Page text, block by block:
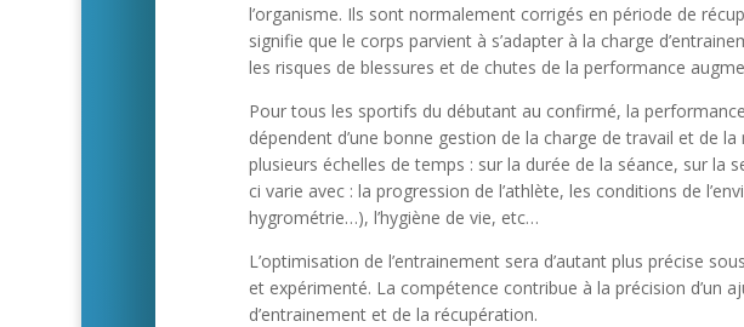
l’organisme. Ils sont normalement corrigés en période de
signifie que le corps parvient à s’adapter à la charge
les risques de blessures et de chutes de la performance
Pour tous les sportifs du débutant au confirmé, la
dépendent d’une bonne gestion de la charge de travail et de
plusieurs échelles de temps : sur la durée de la séance, sur la
ci varie avec : la progression de l’athlète, les conditions de
hygrométrie…), l’hygiène de vie, etc…
L’optimisation de l’entrainement sera d’autant plus précise
et expérimenté. La compétence contribue à la précision d’un
d’entrainement et de la récupération.